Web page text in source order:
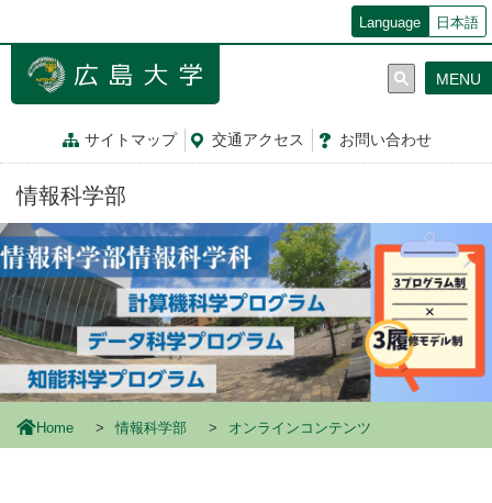
ン
動
Language 日本語
サイトマップ 交通アクセス お問い合わせ
MENU
情報科学部
Home 情報科学部 オンラインコンテンツ